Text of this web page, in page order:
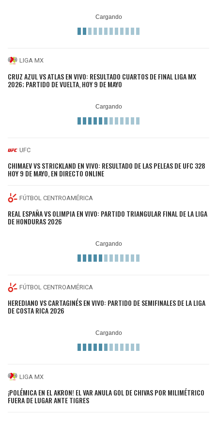
LIGA MX
CRUZ AZUL VS ATLAS EN VIVO: RESULTADO CUARTOS DE FINAL LIGA MX
2026; PARTIDO DE VUELTA, HOY 9 DE MAYO
UFC
CHIMAEV VS STRICKLAND EN VIVO: RESULTADO DE LAS PELEAS DE UFC 328
HOY 9 DE MAYO, EN DIRECTO ONLINE
FÚTBOL CENTROAMÉRICA
REAL ESPAÑA VS OLIMPIA EN VIVO: PARTIDO TRIANGULAR FINAL DE LA LIGA
DE HONDURAS 2026
FÚTBOL CENTROAMÉRICA
HEREDIANO VS CARTAGINÉS EN VIVO: PARTIDO DE SEMIFINALES DE LA LIGA
DE COSTA RICA 2026
LIGA MX
¡POLÉMICA EN EL AKRON! EL VAR ANULA GOL DE CHIVAS POR MILIMÉTRICO
FUERA DE LUGAR ANTE TIGRES